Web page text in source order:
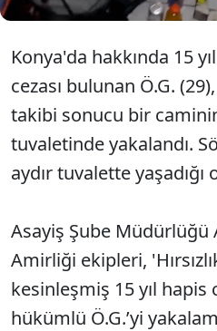
Konya'da hakkında 15
cezası bulunan Ö.G.
takibi sonucu bir
tuvaletinde yakalandı.
aydır tuvalette yaşadığı
Asayiş Şube Müdürlüğü
Amirliği ekipleri,
kesinleşmiş 15 yıl hapis
hükümlü Ö.G.’yi